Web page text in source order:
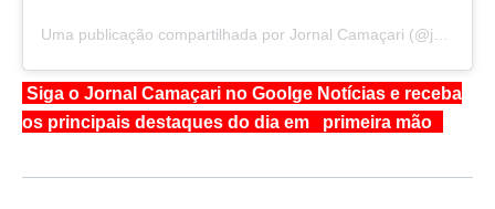
Siga o Jornal Camaçari no Goolge Notícias e receba
os principais destaques do dia em primeira mão